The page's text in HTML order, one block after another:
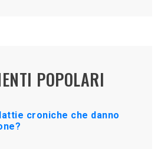
POPOLARI
croniche che danno